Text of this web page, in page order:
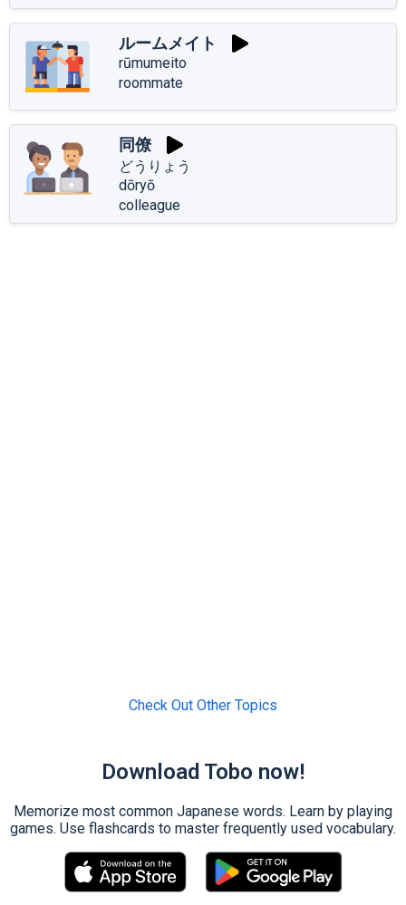
ルームメイト
rūmumeito
roommate
同僚
どうりょう
dōryō
colleague
Check Out Other Topics
Download Tobo now!
Memorize most common Japanese words. Learn by playing
games. Use flashcards to master frequently used vocabulary.